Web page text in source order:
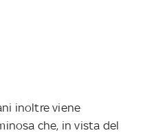
inoltre viene
che, in vista del